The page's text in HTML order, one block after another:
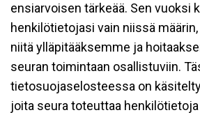
ensiarvoisen tärkeää. Sen vuoksi
henkilötietojasi vain niissä
niitä ylläpitääksemme ja
seuran toimintaan osallistuviin.
tietosuojaselosteessa on
joita seura toteuttaa